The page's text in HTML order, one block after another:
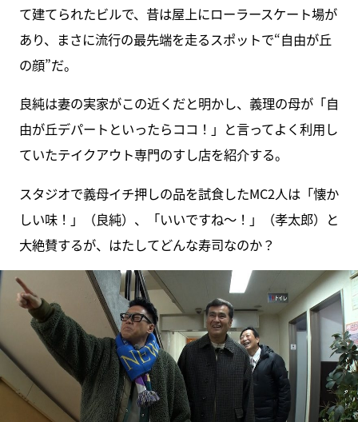
て建てられたビルで、昔は屋上にローラースケート場が
あり、まさに流行の最先端を走るスポットで“自由が丘
の顔”だ。
良純は妻の実家がこの近くだと明かし、義理の母が「自
由が丘デパートといったらココ！」と言ってよく利用し
ていたテイクアウト専門のすし店を紹介する。
スタジオで義母イチ押しの品を試食したMC2人は「懐か
しい味！」（良純）、「いいですね～！」（孝太郎）と
大絶賛するが、はたしてどんな寿司なのか？